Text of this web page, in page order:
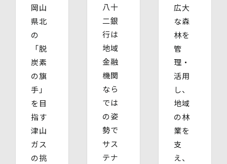
岡山
県北
の
「脱
炭素
の旗
手」
を目
指す
津山
ガス
の挑
八十
二銀
行は
地域
金融
機関
なら
では
の姿
勢で
サス
テナ
広大
な森
林を
管
理・
活用
し、
地域
の林
業を
支
え、